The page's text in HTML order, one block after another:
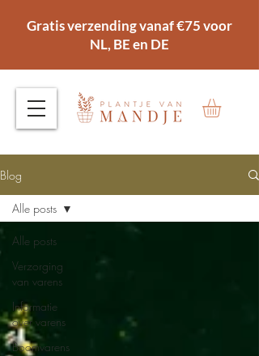
Gratis verzending vanaf €75 voor
NL, BE en DE
Blog
Alle posts
Verzorging
van varens
Informatie
over varens
Boomvarens
Alle posts